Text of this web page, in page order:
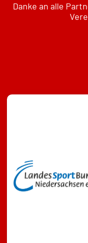
Danke an alle